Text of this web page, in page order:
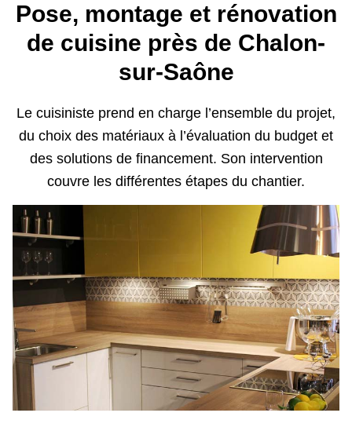
Pose, montage et rénovation
de cuisine près de Chalon-
sur-Saône
Le cuisiniste prend en charge l’ensemble du projet,
du choix des matériaux à l’évaluation du budget et
des solutions de financement. Son intervention
couvre les différentes étapes du chantier.